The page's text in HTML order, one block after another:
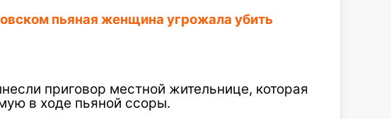
пьяная женщина угрожала убить
приговор местной жительнице, которая
в ходе пьяной ссоры.